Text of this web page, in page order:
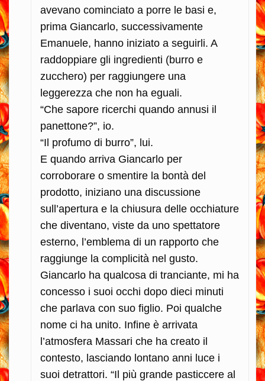
avevano cominciato a porre le basi e,
prima Giancarlo, successivamente
Emanuele, hanno iniziato a seguirli. A
raddoppiare gli ingredienti (burro e
zucchero) per raggiungere una
leggerezza che non ha eguali.
“Che sapore ricerchi quando annusi il
panettone?”, io.
“Il profumo di burro”, lui.
E quando arriva Giancarlo per
corroborare o smentire la bontà del
prodotto, iniziano una discussione
sull’apertura e la chiusura delle occhiature
che diventano, viste da uno spettatore
esterno, l’emblema di un rapporto che
raggiunge la complicità nel gusto.
Giancarlo ha qualcosa di tranciante, mi ha
concesso i suoi occhi dopo dieci minuti
che parlava con suo figlio. Poi qualche
nome ci ha unito. Infine è arrivata
l’atmosfera Massari che ha creato il
contesto, lasciando lontano anni luce i
suoi detrattori. “Il più grande pasticcere al